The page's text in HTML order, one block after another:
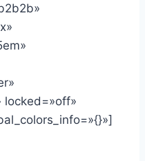
locked=»off»